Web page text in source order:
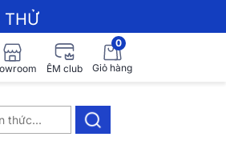
THỬ
ÊM club
0
Giỏ hàng